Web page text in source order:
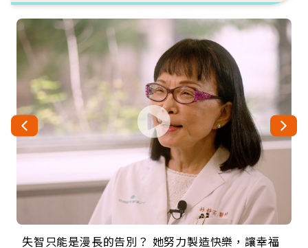
失智只能是漫長的告別？ 她努力製造快樂，讓幸福
來自剛果的巧克力神父 為台灣奉獻36年 「台灣是我
63歲卸矽谷副總、搬回台灣找快樂！「蛋黃哥小
104歲打破金氏世界紀錄 成為全球最年長羽球選
事業巔峰他選擇追夢…黑手阿伯拉小提琴還登上小